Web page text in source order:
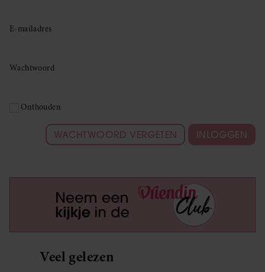
E-mailadres
Wachtwoord
Onthouden
WACHTWOORD VERGETEN INLOGGEN
Veel gelezen